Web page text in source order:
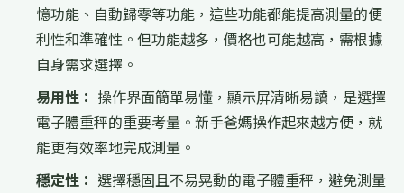
憶功能、自動歸零等功能，這些功能都能提高測量的便
利性和準確性。但功能越多，價格也可能越高，需根據
自身需求選擇。
易用性： 操作界面簡單易懂，顯示屏清晰易讀，是選擇
電子體重秤的重要考量。新手爸媽操作起來越方便，就
能更有效率地完成測量。
穩定性： 選擇穩固且不易晃動的電子體重秤，避免測量